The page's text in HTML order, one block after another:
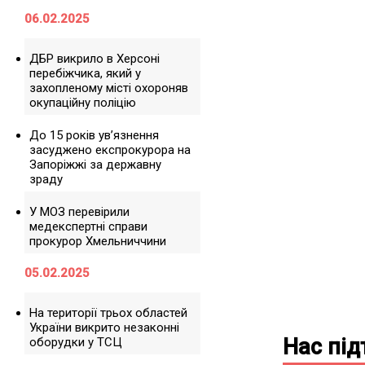
06.02.2025
ДБР викрило в Херсоні
перебіжчика, який у
захопленому місті охороняв
окупаційну поліцію
До 15 років ув’язнення
засуджено експрокурора на
Запоріжжі за державну
зраду
У МОЗ перевірили
медекспертні справи
прокурор Хмельниччини
05.02.2025
На території трьох областей
України викрито незаконні
оборудки у ТСЦ
Нас